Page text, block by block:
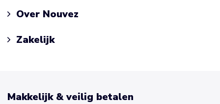
Over Nouvez
Zakelijk
Makkelijk & veilig betalen